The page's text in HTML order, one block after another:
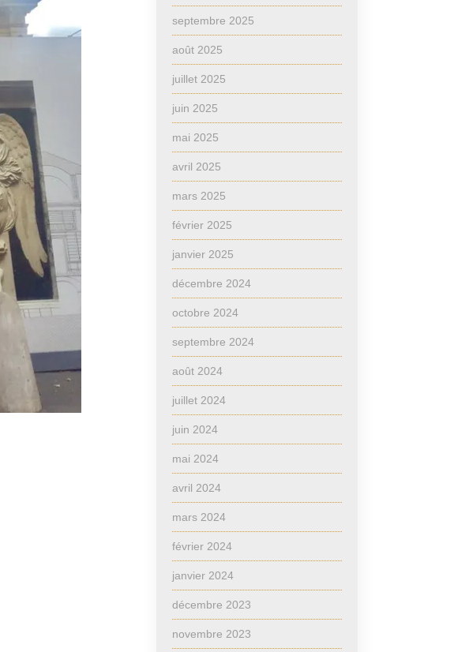
septembre 2025
août 2025
juillet 2025
juin 2025
mai 2025
avril 2025
mars 2025
février 2025
janvier 2025
décembre 2024
octobre 2024
septembre 2024
août 2024
juillet 2024
juin 2024
mai 2024
avril 2024
mars 2024
février 2024
janvier 2024
décembre 2023
novembre 2023